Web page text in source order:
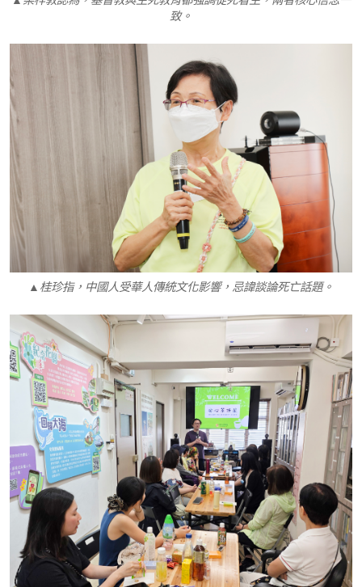
致。
▲桂珍指，中國人受華人傳統文化影響，忌諱談論死亡話題。